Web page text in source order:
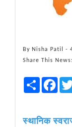
By Nisha Patil
-
Share This News:
Share
स्थानिक